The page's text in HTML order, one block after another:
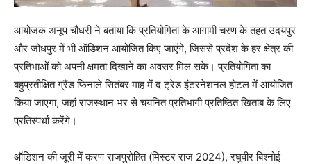
आयोजक अनूप चौधरी ने बताया कि प्रतियोगिता के आगामी चरण के तहत उदयपुर
और जोधपुर में भी ऑडिशन आयोजित किए जाएंगे, जिससे प्रदेश के हर क्षेत्र की
प्रतिभाओं को अपनी क्षमता दिखाने का अवसर मिल सके। प्रतियोगिता का
बहुप्रतीक्षित ग्रैंड फिनाले सितंबर माह में द ट्रेड इंटरनेशनल होटल में आयोजित
किया जाएगा, जहां राजस्थान भर से चयनित प्रतिभागी प्रतिष्ठित खिताब के लिए
प्रतिस्पर्धा करेंगे।
ऑडिशन की जूरी में करण राजपुरोहित (मिस्टर राज 2024), रघुवीर बिश्नोई